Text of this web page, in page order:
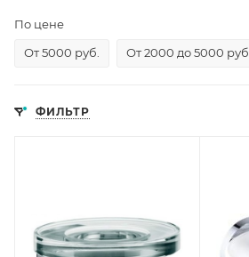
По цене
От 5000 руб.
От 2000 до 5000 руб.
ФИЛЬТР